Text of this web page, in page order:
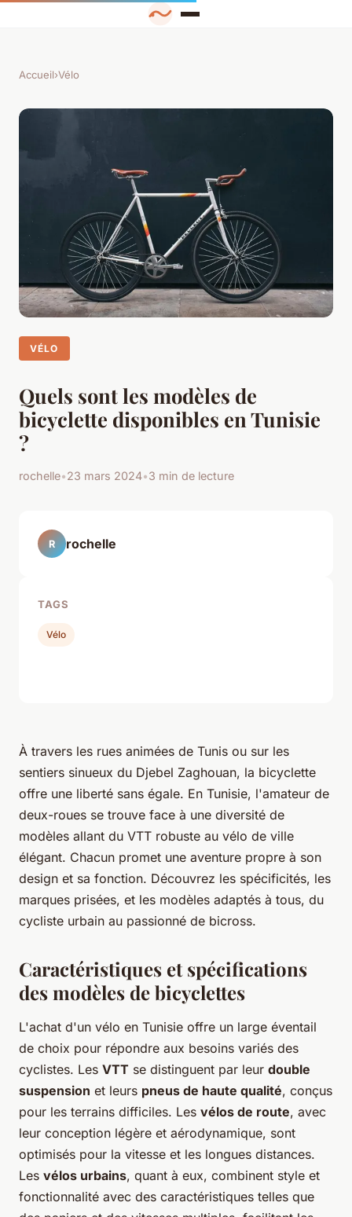
Accueil›Vélo
VÉLO
Quels sont les modèles de
bicyclette disponibles en Tunisie
?
rochelle•23 mars 2024•3 min de lecture
À travers les rues animées de Tunis ou sur les
sentiers sinueux du Djebel Zaghouan, la bicyclette
offre une liberté sans égale. En Tunisie, l'amateur de
deux-roues se trouve face à une diversité de
modèles allant du VTT robuste au vélo de ville
élégant. Chacun promet une aventure propre à son
design et sa fonction. Découvrez les spécificités, les
marques prisées, et les modèles adaptés à tous, du
cycliste urbain au passionné de bicross.
Caractéristiques et spécifications
des modèles de bicyclettes
L'achat d'un vélo en Tunisie offre un large éventail
de choix pour répondre aux besoins variés des
cyclistes. Les VTT se distinguent par leur double
suspension et leurs pneus de haute qualité, conçus
pour les terrains difficiles. Les vélos de route, avec
leur conception légère et aérodynamique, sont
optimisés pour la vitesse et les longues distances.
Les vélos urbains, quant à eux, combinent style et
fonctionnalité avec des caractéristiques telles que
R rochelle
TAGS
Vélo